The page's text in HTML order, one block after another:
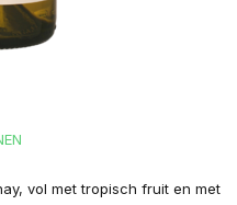
vol met tropisch fruit en met